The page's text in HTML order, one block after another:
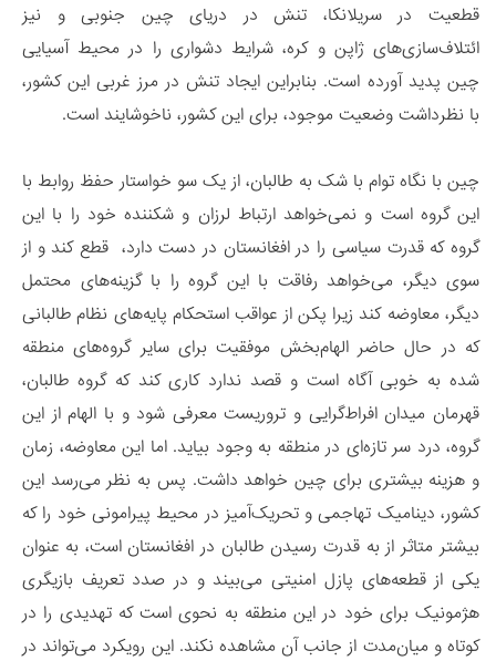
قطعیت در سریلانکا، تنش در دریای چین جنوبی و نیز
ائتلاف‌سازی‌های ژاپن و کره، شرایط دشواری را در محیط آسیایی
چین پدید آورده است. بنابراین ایجاد تنش در مرز غربی این کشور،
با نظرداشت وضعیت موجود، برای این کشور، ناخوشایند است.
چین با نگاه توام با شک به طالبان، از یک سو خواستار حفظ روابط با
این گروه است و نمی‌خواهد ارتباط لرزان و شکننده خود را با این
گروه که قدرت سیاسی را در افغانستان در دست دارد، قطع کند و از
سوی دیگر، می‌خواهد رفاقت با این گروه را با گزینه‌های محتمل
دیگر، معاوضه کند زیرا پکن از عواقب استحکام پایه‌های نظام طالبانی
که در حال حاضر الهام‌بخش موفقیت برای سایر گروه‌های منطقه
شده به خوبی آگاه است و قصد ندارد کاری کند که گروه طالبان،
قهرمان میدان افراط‌گرایی و تروریست معرفی شود و با الهام از این
گروه، درد سر تازه‌ای در منطقه به وجود بیاید. اما این معاوضه، زمان
و هزینه بیشتری برای چین خواهد داشت. پس به نظر می‌رسد این
کشور، دینامیک تهاجمی و تحریک‌آمیز در محیط پیرامونی خود را که
بیشتر متاثر از به قدرت رسیدن طالبان در افغانستان است، به عنوان
یکی از قطعه‌های پازل امنیتی می‌بیند و در صدد تعریف بازیگری
هژمونیک برای خود در این منطقه به نحوی است که تهدیدی را در
کوتاه و میان‌مدت از جانب آن مشاهده نکند. این رویکرد می‌تواند در